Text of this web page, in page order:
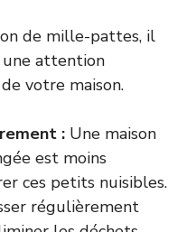
de mille-pattes, il
une attention
votre maison.
: Une maison
est moins
ces petits nuisibles.
régulièrement